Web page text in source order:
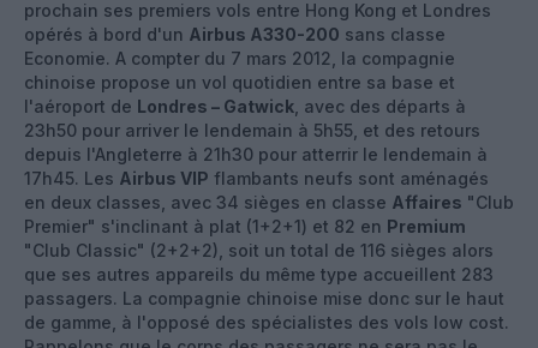
prochain ses premiers vols entre Hong Kong et Londres
opérés à bord d'un Airbus A330-200 sans classe
Economie. A compter du 7 mars 2012, la compagnie
chinoise propose un vol quotidien entre sa base et
l'aéroport de Londres – Gatwick , avec des départs à
23h50 pour arriver le lendemain à 5h55, et des retours
depuis l'Angleterre à 21h30 pour atterrir le lendemain à
17h45. Les Airbus VIP flambants neufs sont aménagés
en deux classes, avec 34 sièges en classe Affaires "Club
Premier" s'inclinant à plat (1+2+1) et 82 en Premium
"Club Classic" (2+2+2), soit un total de 116 sièges alors
que ses autres appareils du même type accueillent 283
passagers. La compagnie chinoise mise donc sur le haut
de gamme, à l'opposé des spécialistes des vols low cost.